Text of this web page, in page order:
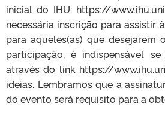
inicial do IHU: https://
necessária inscrição para assistir
para aqueles(as) que desejarem
participação, é indispensável
através do link https://
ideias. Lembramos que a
do evento será requisito para a